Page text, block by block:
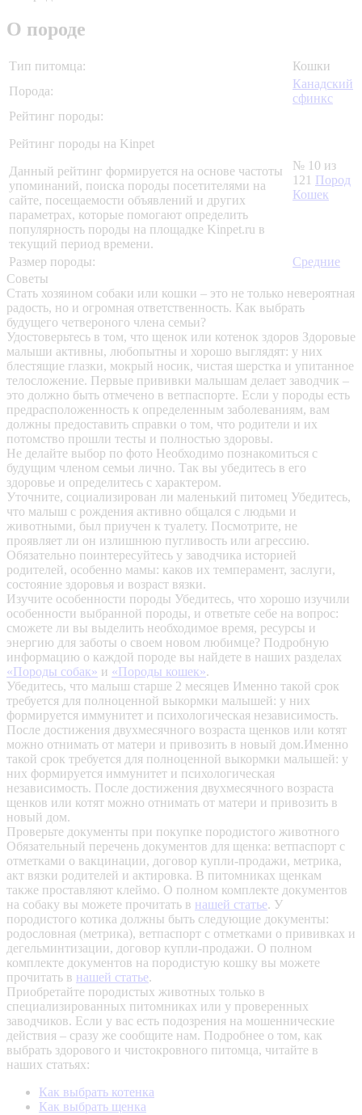
О породе
Тип питомца:
Кошки
Порода:
Канадский
сфинкс
Рейтинг породы:
Рейтинг породы на Kinpet
Данный рейтинг формируется на основе частоты
упоминаний, поиска породы посетителями на
сайте, посещаемости объявлений и других
параметрах, которые помогают определить
популярность породы на площадке Kinpet.ru в
текущий период времени.
№ 10 из
121 Пород
Кошек
Размер породы:
Средние
Советы
Стать хозяином собаки или кошки – это не только невероятная
радость, но и огромная ответственность. Как выбрать
будущего четвероного члена семьи?
Удостоверьтесь в том, что щенок или котенок здоров Здоровые
малыши активны, любопытны и хорошо выглядят: у них
блестящие глазки, мокрый носик, чистая шерстка и упитанное
телосложение. Первые прививки малышам делает заводчик –
это должно быть отмечено в ветпаспорте. Если у породы есть
предрасположенность к определенным заболеваниям, вам
должны предоставить справки о том, что родители и их
потомство прошли тесты и полностью здоровы.
Не делайте выбор по фото Необходимо познакомиться с
будущим членом семьи лично. Так вы убедитесь в его
здоровье и определитесь с характером.
Уточните, социализирован ли маленький питомец Убедитесь,
что малыш с рождения активно общался с людьми и
животными, был приучен к туалету. Посмотрите, не
проявляет ли он излишнюю пугливость или агрессию.
Обязательно поинтересуйтесь у заводчика историей
родителей, особенно мамы: каков их темперамент, заслуги,
состояние здоровья и возраст вязки.
Изучите особенности породы Убедитесь, что хорошо изучили
особенности выбранной породы, и ответьте себе на вопрос:
сможете ли вы выделить необходимое время, ресурсы и
энергию для заботы о своем новом любимце? Подробную
информацию о каждой породе вы найдете в наших разделах
«Породы собак» и «Породы кошек».
Убедитесь, что малыш старше 2 месяцев Именно такой срок
требуется для полноценной выкормки малышей: у них
формируется иммунитет и психологическая независимость.
После достижения двухмесячного возраста щенков или котят
можно отнимать от матери и привозить в новый дом.Именно
такой срок требуется для полноценной выкормки малышей: у
них формируется иммунитет и психологическая
независимость. После достижения двухмесячного возраста
щенков или котят можно отнимать от матери и привозить в
новый дом.
Проверьте документы при покупке породистого животного
Обязательный перечень документов для щенка: ветпаспорт с
отметками о вакцинации, договор купли-продажи, метрика,
акт вязки родителей и актировка. В питомниках щенкам
также проставляют клеймо. О полном комплекте документов
на собаку вы можете прочитать в нашей статье. У
породистого котика должны быть следующие документы:
родословная (метрика), ветпаспорт с отметками о прививках и
дегельминтизации, договор купли-продажи. О полном
комплекте документов на породистую кошку вы можете
прочитать в нашей статье.
Приобретайте породистых животных только в
специализированных питомниках или у проверенных
заводчиков. Если у вас есть подозрения на мошеннические
действия – сразу же сообщите нам. Подробнее о том, как
выбрать здорового и чистокровного питомца, читайте в
наших статьях:
Как выбрать котенка
Как выбрать щенка